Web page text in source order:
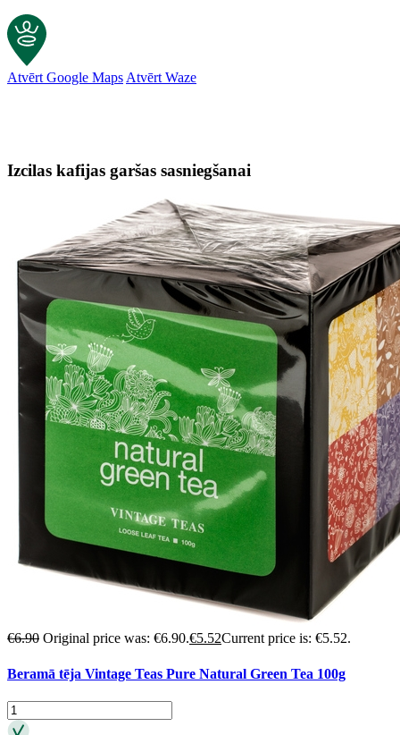
Atvērt Google Maps Atvērt Waze
Izcilas kafijas garšas sasniegšanai
€6.90 Original price was: €6.90.€5.52Current price is: €5.52.
Beramā tēja Vintage Teas Pure Natural Green Tea 100g